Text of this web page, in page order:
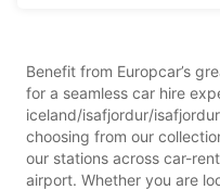
Benefit from Europcar’s
for a seamless car hire
iceland/isafjordur/
choosing from our
our stations across car-
airport. Whether you are